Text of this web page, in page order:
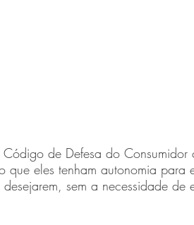
de Defesa do
que eles tenham autonomia para
sem a necessidade de